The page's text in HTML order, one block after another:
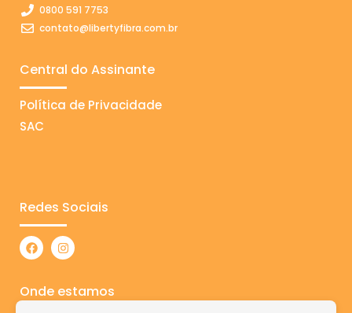
0800 591 7753
contato@libertyfibra.com.br
Central do Assinante
Política de Privacidade
SAC
Redes Sociais
Onde estamos